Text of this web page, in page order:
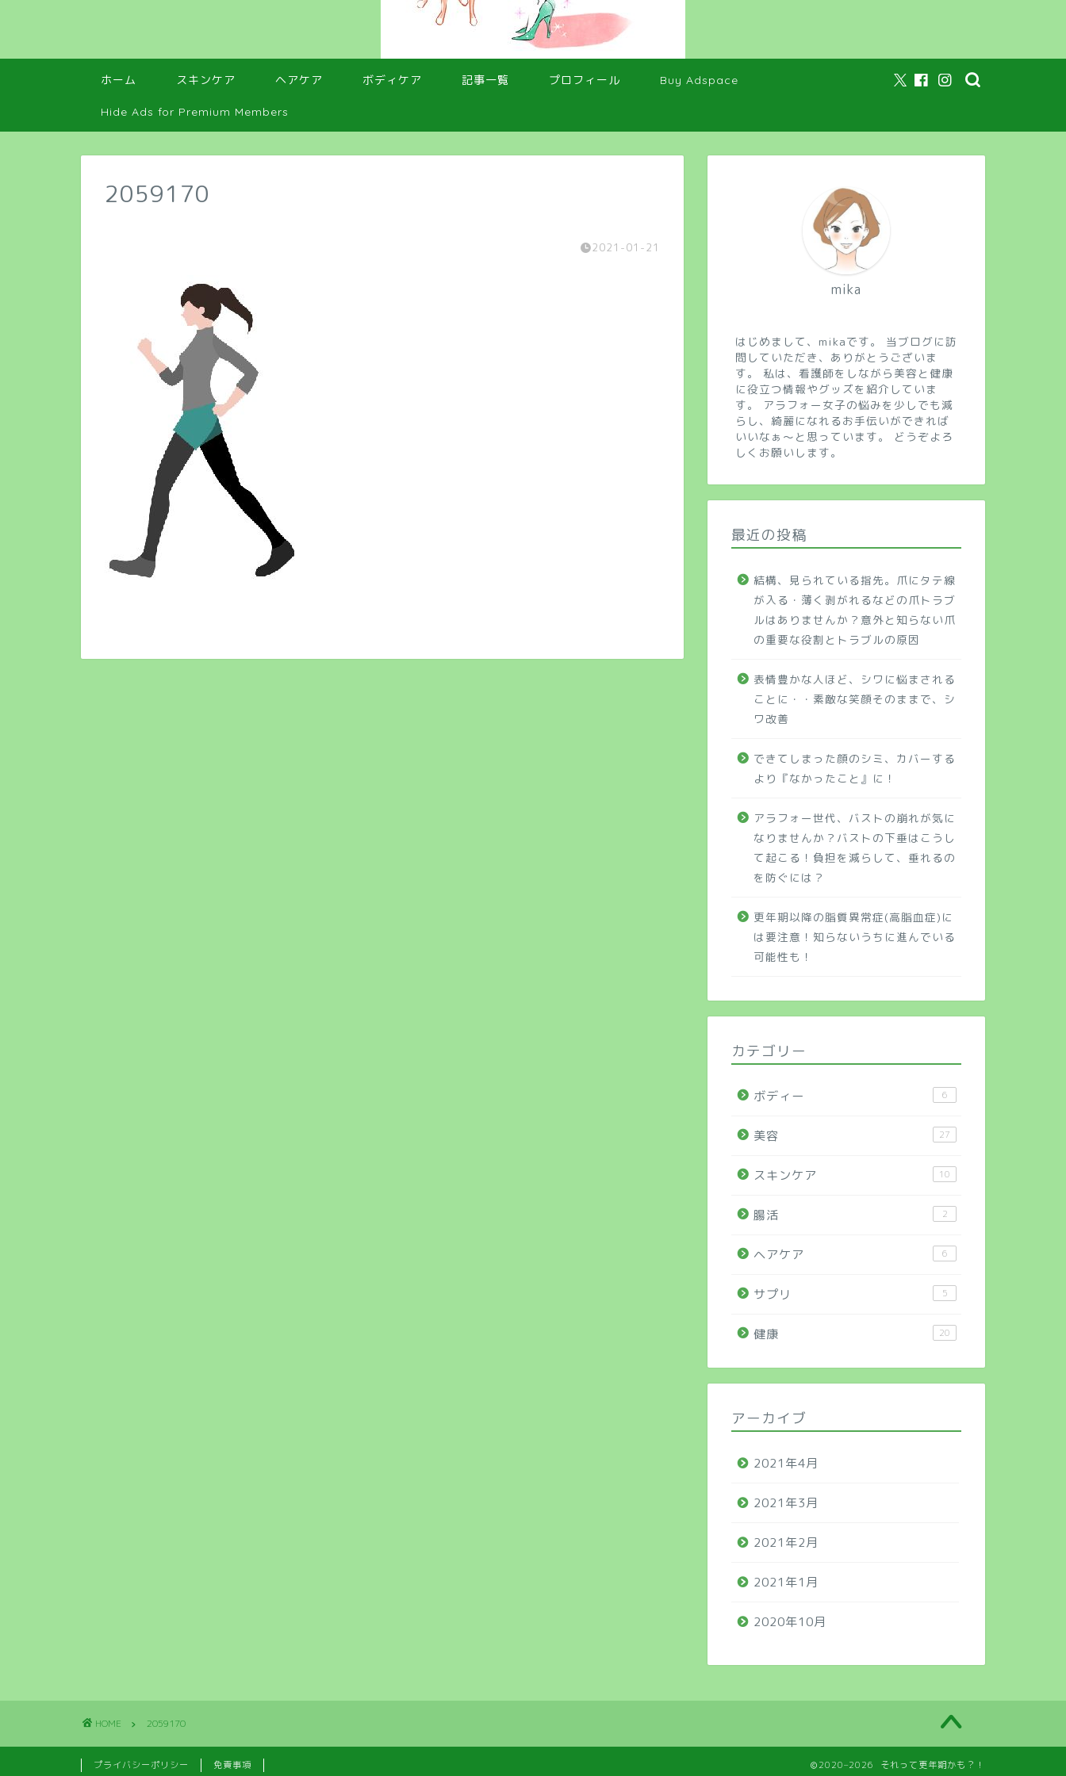
ホーム スキンケア ヘアケア ボディケア 記事一覧 プロフィール Buy Adspace
Hide Ads for Premium Members
2059170
2021-01-21
mika
はじめまして、mikaです。 当ブログに訪
問していただき、ありがとうございま
す。 私は、看護師をしながら美容と健康
に役立つ情報やグッズを紹介していま
す。 アラフォー女子の悩みを少しでも減
らし、綺麗になれるお手伝いができれば
いいなぁ～と思っています。 どうぞよろ
しくお願いします。
最近の投稿
結構、見られている指先。爪にタテ線
が入る・薄く剥がれるなどの爪トラブ
ルはありませんか？意外と知らない爪
の重要な役割とトラブルの原因
表情豊かな人ほど、シワに悩まされる
ことに・・素敵な笑顔そのままで、シ
ワ改善
できてしまった顔のシミ、カバーする
より『なかったこと』に！
アラフォー世代、バストの崩れが気に
なりませんか？バストの下垂はこうし
て起こる！負担を減らして、垂れるの
を防ぐには？
更年期以降の脂質異常症(高脂血症)に
は要注意！知らないうちに進んでいる
可能性も！
カテゴリー
ボディー 6
美容 27
スキンケア 10
腸活 2
ヘアケア 6
サプリ 5
健康 20
アーカイブ
2021年4月
2021年3月
2021年2月
2021年1月
2020年10月
HOME 2059170
プライバシーポリシー 免責事項 2020–2026 それって更年期かも？！